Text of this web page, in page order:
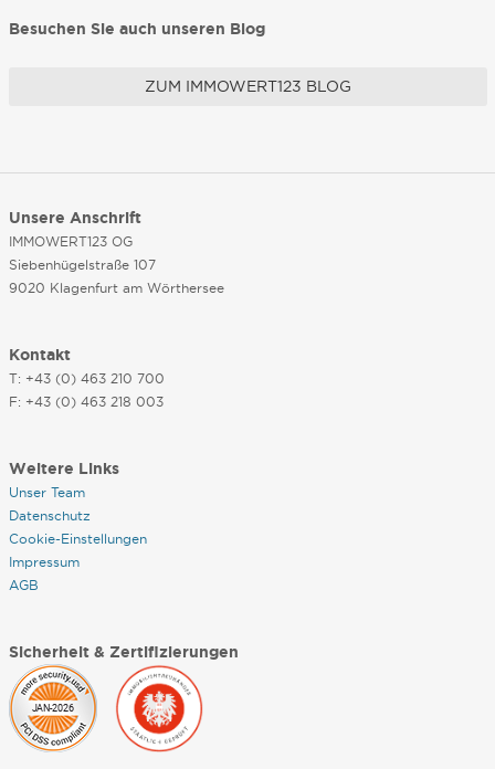
Besuchen Sie auch unseren Blog
ZUM IMMOWERT123 BLOG
Unsere Anschrift
IMMOWERT123 OG
Siebenhügelstraße 107
9020 Klagenfurt am Wörthersee
Kontakt
T: +43 (0) 463 210 700
F: +43 (0) 463 218 003
Weitere Links
Unser Team
Datenschutz
Cookie-Einstellungen
Impressum
AGB
Sicherheit & Zertifizierungen